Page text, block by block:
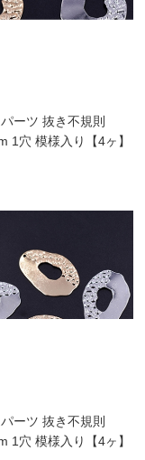
ーツ 抜き不規則
1穴 模様入り【4ヶ】
ーツ 抜き不規則
1穴 模様入り【4ヶ】